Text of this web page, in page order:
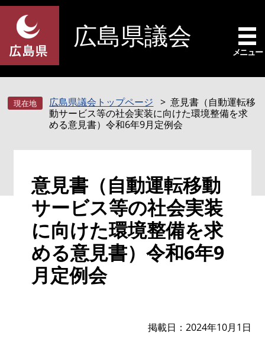
ペ
先
頭
す
メ
を
飛
し
広島県議会
メニュー
広島県議会トップページ
意見書（自動運転移
動サービス等の社会実装に向けた環境整備を求
める意見書）令和6年9月定例会
意見書（自動運転移動
サービス等の社会実装
に向けた環境整備を求
める意見書）令和6年9
月定例会
掲載日 2024年10月1日